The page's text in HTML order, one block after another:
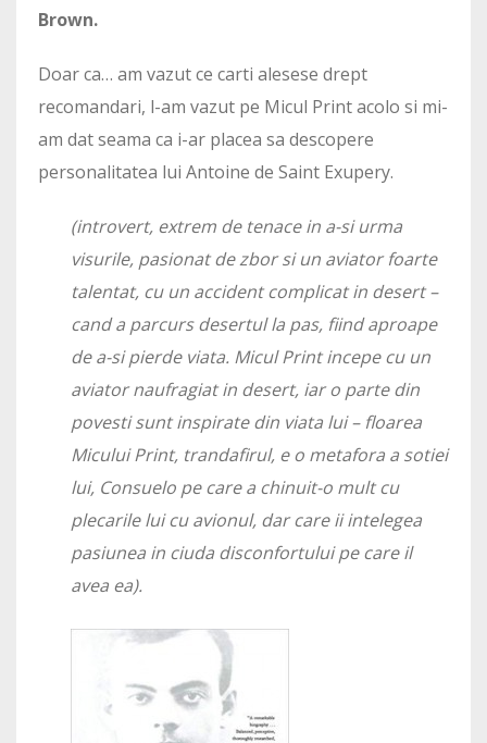
Brown.
Doar ca… am vazut ce carti alesese drept
recomandari, l-am vazut pe Micul Print acolo si mi-
am dat seama ca i-ar placea sa descopere
personalitatea lui Antoine de Saint Exupery.
(introvert, extrem de tenace in a-si urma
visurile, pasionat de zbor si un aviator foarte
talentat, cu un accident complicat in desert –
cand a parcurs desertul la pas, fiind aproape
de a-si pierde viata. Micul Print incepe cu un
aviator naufragiat in desert, iar o parte din
povesti sunt inspirate din viata lui – floarea
Micului Print, trandafirul, e o metafora a sotiei
lui, Consuelo pe care a chinuit-o mult cu
plecarile lui cu avionul, dar care ii intelegea
pasiunea in ciuda disconfortului pe care il
avea ea).